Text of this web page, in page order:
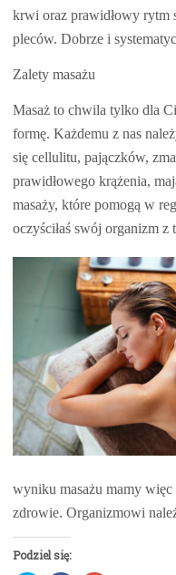
krwi oraz prawidłowy rytm
pleców. Dobrze i
Zalety masażu
Masaż to chwila tylko dla
formę. Każdemu z nas
się cellulitu, pajączków,
prawidłowego krążenia,
masaży, które pomogą w
oczyściłaś swój organizm z
wyniku masażu mamy więc
zdrowie. Organizmowi
Podziel się: